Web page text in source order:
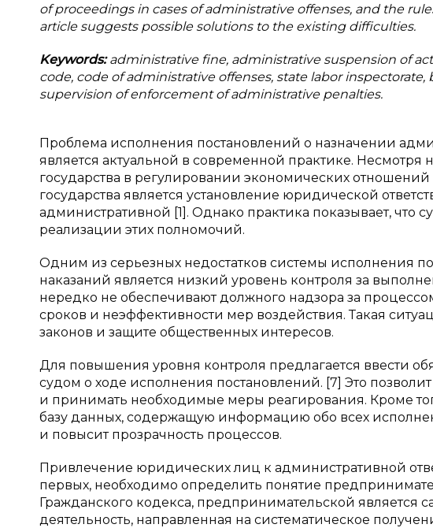
of proceedings in cases of administrative offenses, and the
article suggests possible solutions to the existing difficulties.
Keywords:administrative fine, administrative suspension of
code, code of administrative offenses, state labor
supervision of enforcement of administrative penalties.
Проблема исполнения постановлений о назначении
является актуальной в современной практике. Несмотря
государства в регулировании экономических
государства является установление юридической
административной [1]. Однако практика показывает, что
реализации этих полномочий.
Одним из серьезных недостатков системы исполнения
наказаний является низкий уровень контроля за
нередко не обеспечивают должного надзора за
сроков и неэффективности мер воздействия. Такая
законов и защите общественных интересов.
Для повышения уровня контроля предлагается ввести
судом о ходе исполнения постановлений. [7] Это
и принимать необходимые меры реагирования. Кроме
базу данных, содержащую информацию обо всех
и повысит прозрачность процессов.
Привлечение юридических лиц к административной
первых, необходимо определить понятие
Гражданского кодекса, предпринимательской является
деятельность, направленная на систематическое